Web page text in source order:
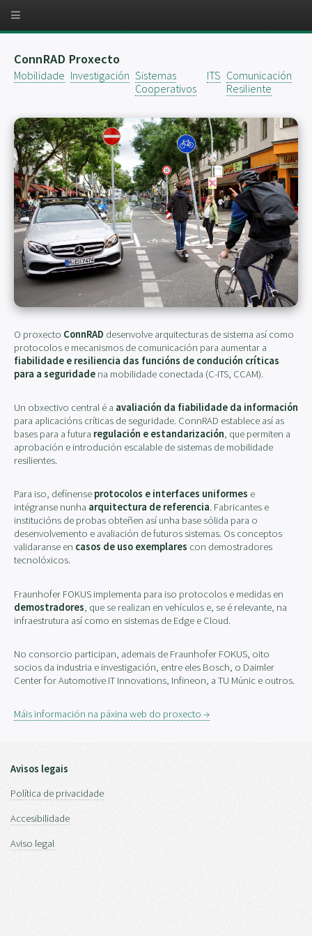
ConnRAD Proxecto
Mobilidade Investigación Sistemas
Cooperativos
ITS Comunicación
Resiliente
O proxecto ConnRAD desenvolve arquitecturas de sistema así como
protocolos e mecanismos de comunicación para aumentar a
fiabilidade e resiliencia das funcións de condución críticas
para a seguridade na mobilidade conectada (C-ITS, CCAM).
Un obxectivo central é a avaliación da fiabilidade da información
para aplicacións críticas de seguridade. ConnRAD establece así as
bases para a futura regulación e estandarización, que permiten a
aprobación e introdución escalable de sistemas de mobilidade
resilientes.
Para iso, defínense protocolos e interfaces uniformes e
intégranse nunha arquitectura de referencia. Fabricantes e
institucións de probas obteñen así unha base sólida para o
desenvolvemento e avaliación de futuros sistemas. Os conceptos
validaranse en casos de uso exemplares con demostradores
tecnolóxicos.
Fraunhofer FOKUS implementa para iso protocolos e medidas en
demostradores , que se realizan en vehículos e, se é relevante, na
infraestrutura así como en sistemas de Edge e Cloud.
No consorcio participan, ademais de Fraunhofer FOKUS, oito
socios da industria e investigación, entre eles Bosch, o Daimler
Center for Automotive IT Innovations, Infineon, a TU Múnic e outros.
Máis información na páxina web do proxecto →
Avisos legais
Política de privacidade
Accesibilidade
Aviso legal